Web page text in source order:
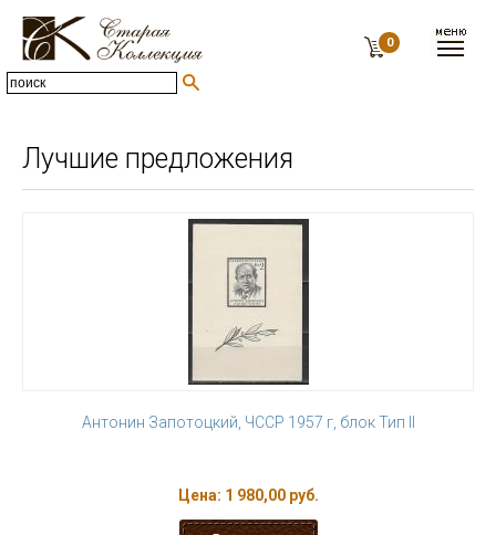
0
Лучшие предложения
Антонин Запотоцкий, ЧССР 1957 г, блок Тип II
Цена: 1 980,00 руб.